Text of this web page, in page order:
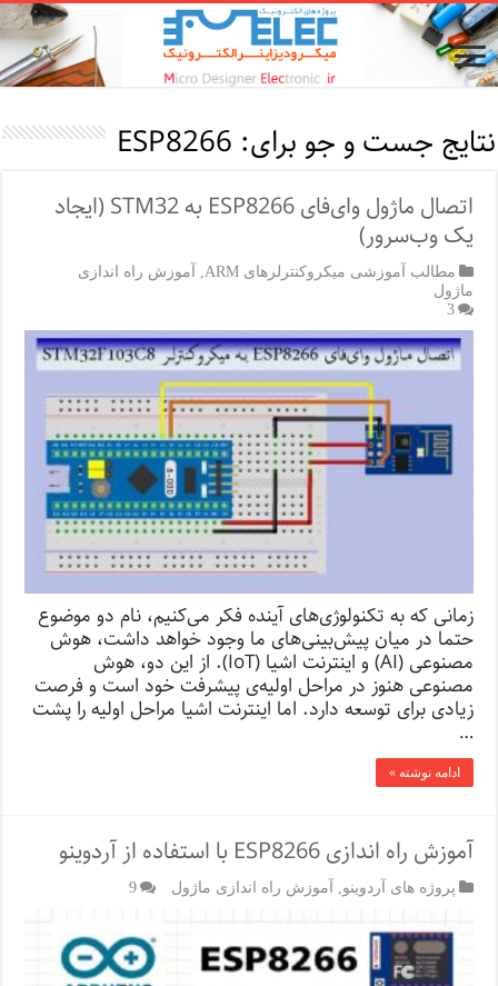
نتایج جست و جو برای: ESP8266
اتصال ماژول وای‌فای ESP8266 به STM32 (ایجاد
یک وب‌سرور)
مطالب آموزشی میکروکنترلرهای ARM
آموزش راه اندازی
ماژول
3
زمانی که به تکنولوژی‌های آینده فکر می‌کنیم، نام دو موضوع
حتما در میان پیش‌بینی‌های ما وجود خواهد داشت، هوش
مصنوعی (AI) و اینترنت اشیا (IoT). از این دو، هوش
مصنوعی هنوز در مراحل اولیه‌ی پیشرفت خود است و فرصت
زیادی برای توسعه دارد. اما اینترنت اشیا مراحل اولیه را پشت
…
ادامه نوشته »
آموزش راه اندازی ESP8266 با استفاده از آردوینو
پروژه های آردوینو آموزش راه اندازی ماژول 9